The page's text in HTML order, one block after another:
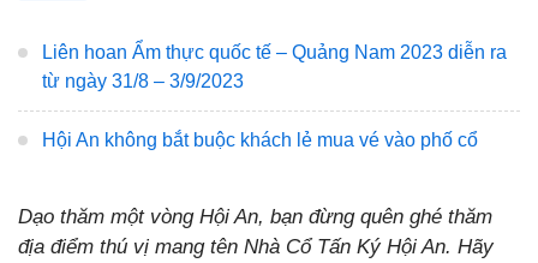
Liên hoan Ẩm thực quốc tế – Quảng Nam 2023 diễn ra
từ ngày 31/8 – 3/9/2023
Hội An không bắt buộc khách lẻ mua vé vào phố cổ
Dạo thăm một vòng Hội An, bạn đừng quên ghé thăm
địa điểm thú vị mang tên Nhà Cổ Tấn Ký Hội An. Hãy